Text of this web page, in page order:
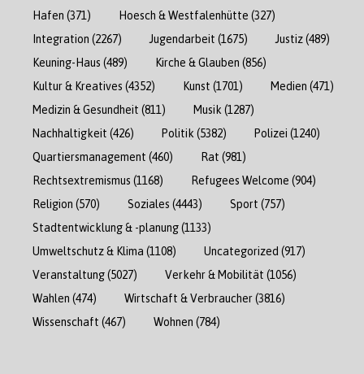
Hafen (371) Hoesch & Westfalenhütte (327)
Integration (2267) Jugendarbeit (1675) Justiz(489)
Keuning-Haus (489) Kirche & Glauben (856)
Kultur & Kreatives (4352) Kunst (1701) Medien (471)
Medizin & Gesundheit (811) Musik (1287)
Nachhaltigkeit (426) Politik (5382) Polizei (1240)
Quartiersmanagement (460) Rat (981)
Rechtsextremismus (1168) Refugees Welcome (904)
Religion (570) Soziales (4443) Sport (757)
Stadtentwicklung & -planung(1133)
Umweltschutz & Klima (1108) Uncategorized (917)
Veranstaltung(5027) Verkehr & Mobilität (1056)
Wahlen (474) Wirtschaft & Verbraucher(3816)
Wissenschaft (467) Wohnen (784)